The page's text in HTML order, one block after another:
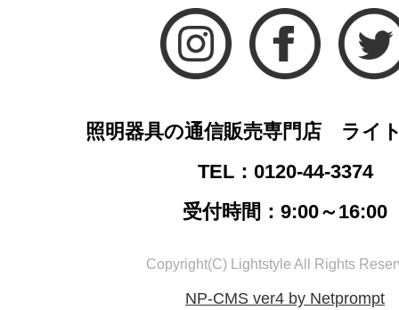
照明器具の通信販売専門店 ライ
TEL：0120-44-3374
受付時間：9:00～16:00
Copyright(C) Lightstyle All Rights
NP-CMS ver4 by Netprompt